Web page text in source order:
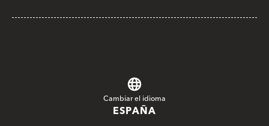
Cambiar el idioma
ESPAÑA